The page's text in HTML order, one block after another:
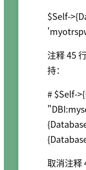
$Self-
注释 45
持：
# $Self-
取消注释